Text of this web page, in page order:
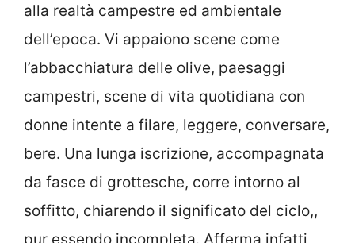
alla realtà campestre ed ambientale
dell’epoca. Vi appaiono scene come
l’abbacchiatura delle olive, paesaggi
campestri, scene di vita quotidiana con
donne intente a filare, leggere, conversare,
bere. Una lunga iscrizione, accompagnata
da fasce di grottesche, corre intorno al
soffitto, chiarendo il significato del ciclo,,
pur essendo incompleta. Afferma infatti